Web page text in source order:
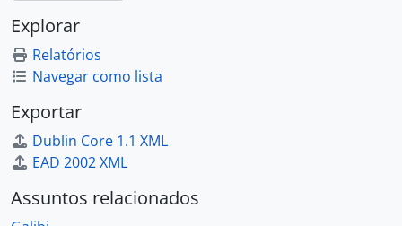
Explorar
Relatórios
Navegar como lista
Exportar
Dublin Core 1.1 XML
EAD 2002 XML
Assuntos relacionados